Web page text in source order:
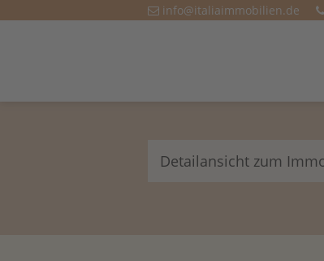
info@italiaimmobilien.de
Detailansicht zum